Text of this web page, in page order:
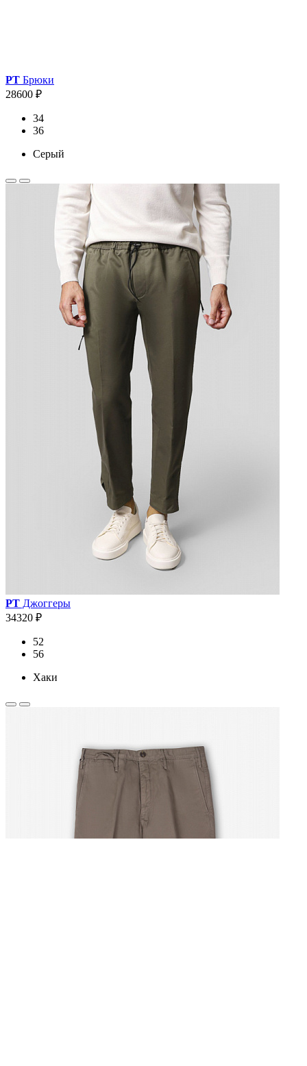
PT Брюки
28600 ₽
34
36
Серый
PT Джоггеры
34320 ₽
52
56
Хаки